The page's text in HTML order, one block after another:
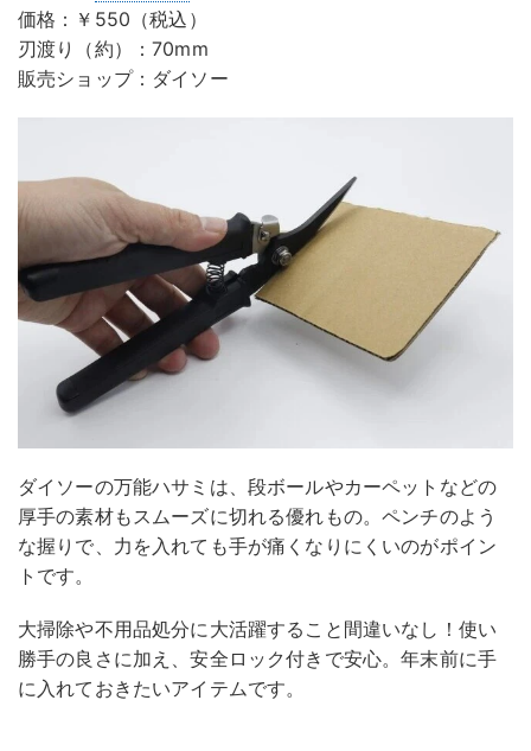
価格：￥550（税込）
刃渡り（約）：70mm
販売ショップ：ダイソー
ダイソーの万能ハサミは、段ボールやカーペットなどの
厚手の素材もスムーズに切れる優れもの。ペンチのよう
な握りで、力を入れても手が痛くなりにくいのがポイン
トです。
大掃除や不用品処分に大活躍すること間違いなし！使い
勝手の良さに加え、安全ロック付きで安心。年末前に手
に入れておきたいアイテムです。